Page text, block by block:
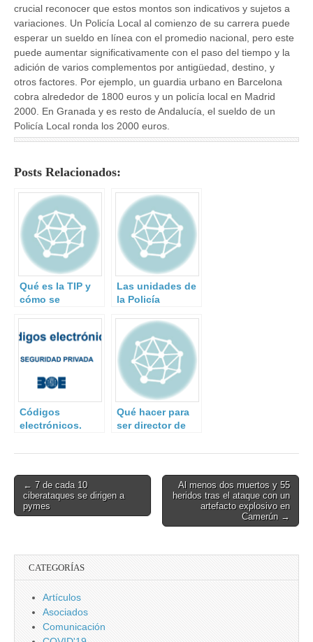
crucial reconocer que estos montos son indicativos y sujetos a
variaciones. Un Policía Local al comienzo de su carrera puede
esperar un sueldo en línea con el promedio nacional, pero este
puede aumentar significativamente con el paso del tiempo y la
adición de varios complementos por antigüedad, destino, y
otros factores. Por ejemplo, un guardia urbano en Barcelona
cobra alrededor de 1800 euros y un policía local en Madrid
2000. En Granada y es resto de Andalucía, el sueldo de un
Policía Local ronda los 2000 euros.
Posts Relacionados:
Qué es la TIP y
cómo se
Las unidades de
la Policía
Códigos
electrónicos.
Qué hacer para
ser director de
privada
Post
navigation
← 7 de cada 10
ciberataques se dirigen a
pymes
Al menos dos muertos y 55
heridos tras el ataque con un
artefacto explosivo en
Camerún →
CATEGORÍAS
Artículos
Asociados
Comunicación